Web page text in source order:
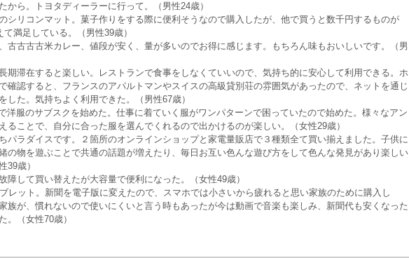
から。トヨタディーラーに行って。（男性24歳）
シリコンマット。菓子作りをする際に便利そうなので購入したが、他で買うと数千円するものが
て満足している。（男性39歳）
古古古古米カレー、値段が安く、量が多いのでお得に感じます。もちろん味もおいしいです。（男
期滞在すると楽しい。レストランで食事をしなくていいので、気持ち的に安心して利用できる。ホ
確認すると、フランスのアパルトマンやスイスの高級貸別荘の雰囲気があったので、ネットを通じ
した。気持ちよく利用できた。（男性67歳）
洋服のサブスクを始めた。仕事に着ていく服がワンパターンで困っていたので始めた。様々なアン
ることで、自分に合った服を選んでくれるので出かけるのが楽しい。（女性29歳）
パラダイスです。２箇所のオンラインショップと家電量販店で３種類全て買い揃えました。子供に
の物を遊ぶことで共通の話題が増えたり、毎日お互い色んな遊び方をして色んな発見があり楽しい
39歳）
障して買い替えたが大容量で便利になった。（女性49歳）
ブレット。新聞を電子版に変えたので、スマホでは小さいから疲れると思い家族のために購入し
族が、慣れないので使いにくいと言う時もあったが今は動画で音楽も楽しみ、新聞代も安くなった
。（女性70歳）